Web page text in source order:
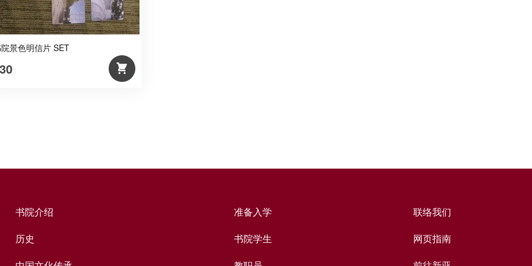
景色明信片 SET
书院介绍
历史
准备入学
书院学生
联络我们
网页指南